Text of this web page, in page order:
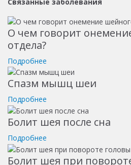
О чем говорит
отдела?
Подробнее
Спазм мышц шеи
Подробнее
Болит шея после сна
Подробнее
Болит шея при